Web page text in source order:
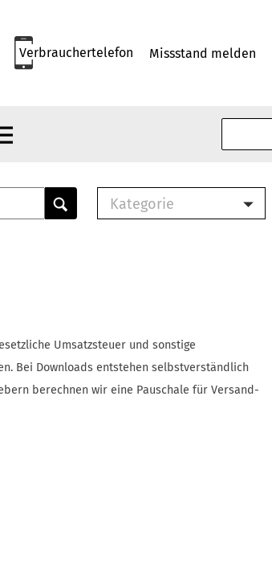
Verbrauchertelefon Missstand melden
Kategorie
Buch
Umsatzsteuer und sonstige
Bei Downloads entstehen selbstverständlich
berechnen wir eine Pauschale für Versand-